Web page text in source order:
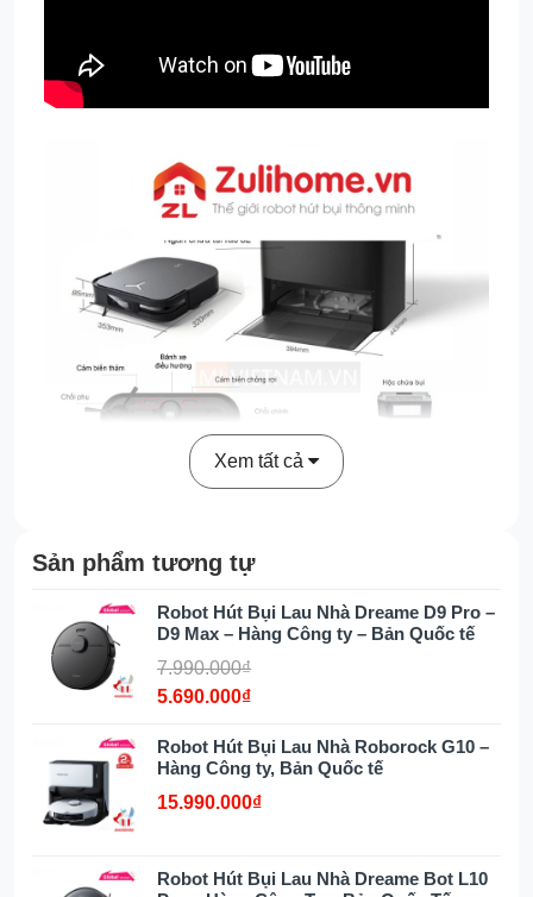
Robot hút bụi lau nhà Ecovacs Deebot X2
Omni là một sản phẩm đỉnh cao mới đến từ
nhà Ecovacs, được trang bị những tính năng
và công nghệ đột phá. Thiết kế hình vuông vô
kết hợp nhiều tính năng thông minh hàng đầu,
Ecovacs X2 Omni là sản phẩm mang đến cho
người dùng những trải nghiệm vượt trội, đặt ra
một tiêu chuẩn mới cho việc dọn dẹp nhà cửa.
Xem tất cả
Sản phẩm tương tự
Robot Hút Bụi Lau Nhà Dreame D9 Pro –
D9 Max – Hàng Công ty – Bản Quốc tế
7.990.000₫
5.690.000₫
Robot Hút Bụi Lau Nhà Roborock G10 –
Hàng Công ty, Bản Quốc tế
15.990.000₫
Robot Hút Bụi Lau Nhà Dreame Bot L10